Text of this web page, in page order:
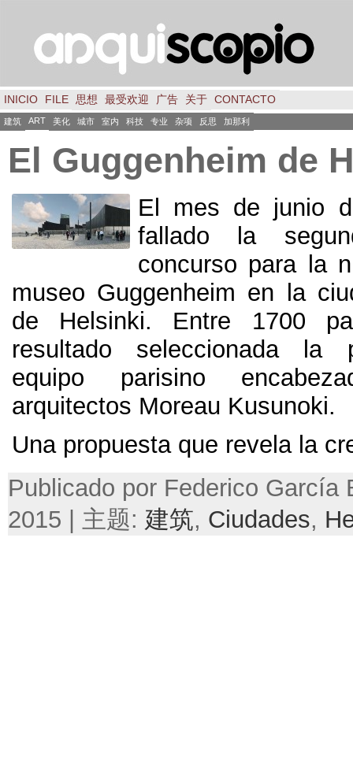
INICIO FILE 思想 最受欢迎 广告 关于 CONTACTO
建筑 ART 美化 城市 室内 科技 专业 杂项 反思 加那利
El Guggenheim de
El mes de junio
fallado la
concurso para la
museo Guggenheim en la
de Helsinki. Entre 1700
resultado seleccionada la
equipo parisino
arquitectos Moreau Kusunoki.
Una propuesta que revela la
Publicado por Federico García
2015 | 主题: 建筑, Ciudades,